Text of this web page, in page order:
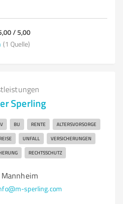
/ 5,00
(1 Quelle)
Sperling
BU RENTE ALTERSVORSORGE
UNFALL VERSICHERUNGEN
RECHTSSCHUTZ
sperling.com